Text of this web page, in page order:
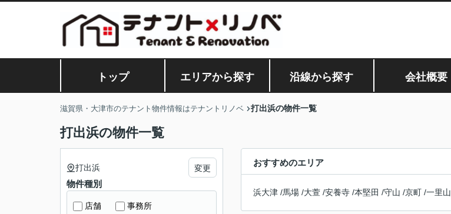
トップ エリアから探す 沿線から探す 会社概要
滋賀県・大津市のテナント物件情報はテナントリノベ 打出浜の物件一覧
打出浜の物件一覧
おすすめのエリア
浜大津 /馬場 /大萱 /安養寺 /本堅田 /守山 /京町 /一里山
打出浜 変更
物件種別
店舗 事務所